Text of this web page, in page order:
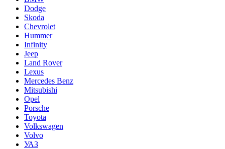
Dodge
Skoda
Chevrolet
Hummer
Infinity
Jeep
Land Rover
Lexus
Mercedes Benz
Mitsubishi
Opel
Porsche
Toyota
Volkswagen
Volvo
УАЗ